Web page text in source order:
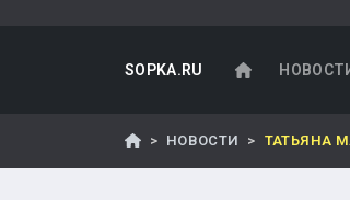
SOPKA.RU
НОВОСТИ ТАТЬЯНА